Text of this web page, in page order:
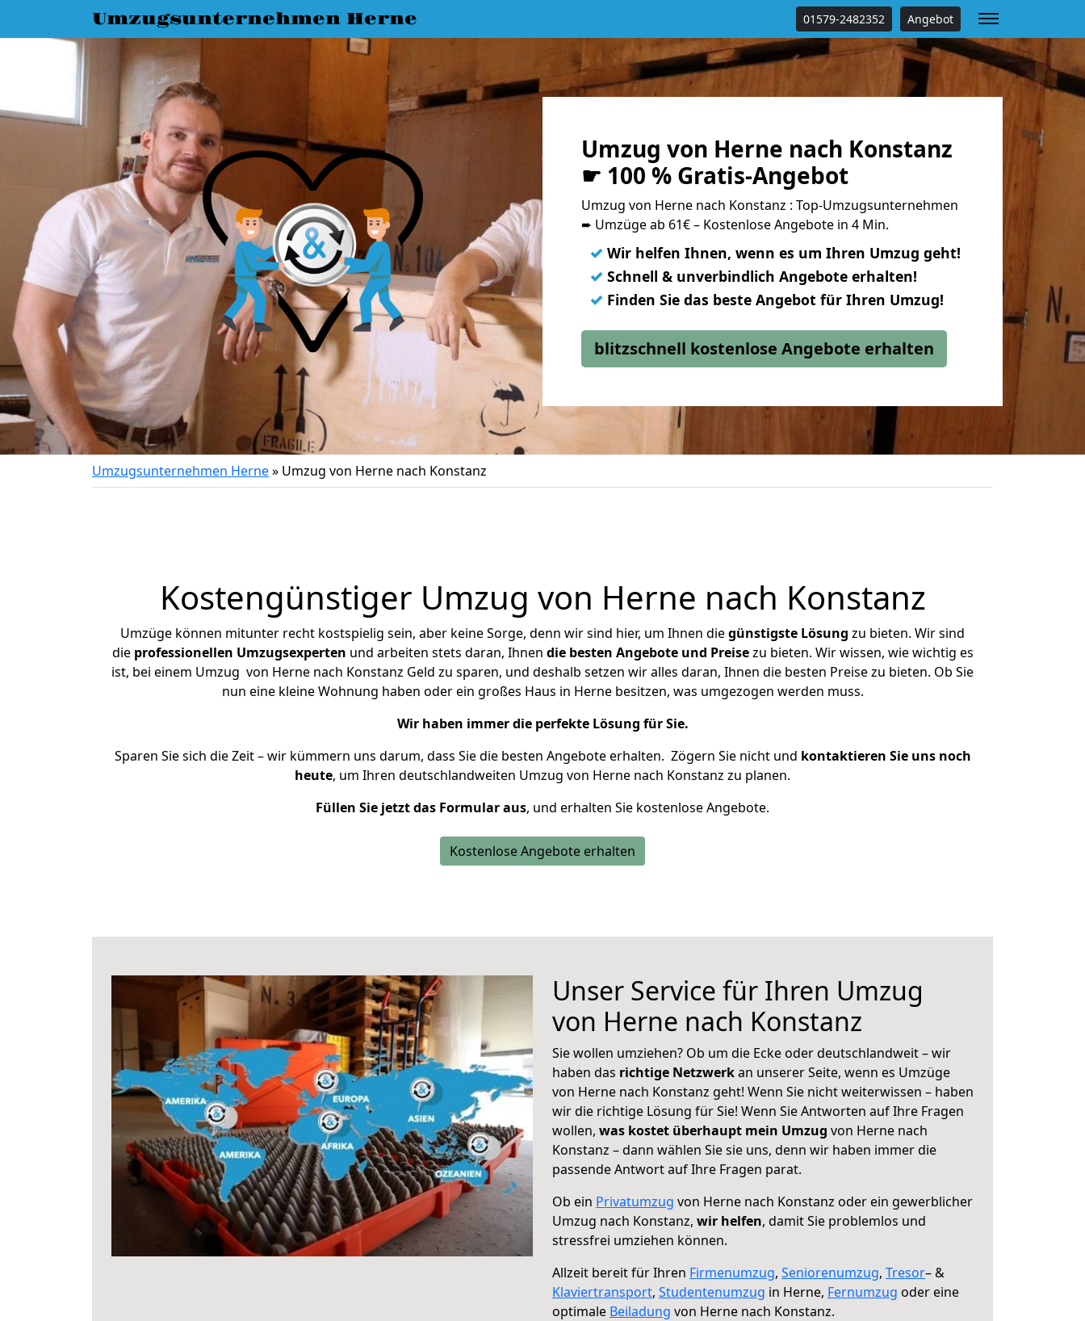
Umzugsunternehmen Herne 01579-2482352 Angebot
Umzug von Herne nach Konstanz
☛ 100 % Gratis-Angebot
Umzug von Herne nach Konstanz : Top-Umzugsunternehmen
➨ Umzüge ab 61€ – Kostenlose Angebote in 4 Min.
✓ Wir helfen Ihnen, wenn es um Ihren Umzug geht!
✓ Schnell & unverbindlich Angebote erhalten!
✓ Finden Sie das beste Angebot für Ihren Umzug!
blitzschnell kostenlose Angebote erhalten
Umzugsunternehmen Herne» Umzug von Herne nach Konstanz
Kostengünstiger Umzug von Herne nach Konstanz
Umzüge können mitunter recht kostspielig sein, aber keine Sorge, denn wir sind hier, um Ihnen diegünstigste Lösung zu bieten. Wir sind
die professionellen Umzugsexperten und arbeiten stets daran, Ihnen die besten Angebote und Preisezu bieten. Wir wissen, wie wichtig es
ist, bei einem Umzug von Herne nach Konstanz Geld zu sparen, und deshalb setzen wir alles daran, Ihnen die besten Preise zu bieten. Ob Sie
nun eine kleine Wohnung haben oder ein großes Haus in Herne besitzen, was umgezogen werden muss.
Wir haben immer die perfekte Lösung für Sie.
Sparen Sie sich die Zeit – wir kümmern uns darum, dass Sie die besten Angebote erhalten. Zögern Sie nicht und kontaktieren Sie uns noch
heute, um Ihren deutschlandweiten Umzug von Herne nach Konstanz zu planen.
Füllen Sie jetzt das Formular aus, und erhalten Sie kostenlose Angebote.
Kostenlose Angebote erhalten
Unser Service für Ihren Umzug
von Herne nach Konstanz
Sie wollen umziehen? Ob um die Ecke oder deutschlandweit – wir
haben das richtige Netzwerkan unserer Seite, wenn es Umzüge
von Herne nach Konstanz geht! Wenn Sie nicht weiterwissen – haben
wir die richtige Lösung für Sie! Wenn Sie Antworten auf Ihre Fragen
wollen, was kostet überhaupt mein Umzug von Herne nach
Konstanz – dann wählen Sie sie uns, denn wir haben immer die
passende Antwort auf Ihre Fragen parat.
Ob ein Privatumzug von Herne nach Konstanz oder ein gewerblicher
Umzug nach Konstanz, wir helfen, damit Sie problemlos und
stressfrei umziehen können.
Allzeit bereit für Ihren Firmenumzug, Seniorenumzug, Tresor– &
Klaviertransport, Studentenumzug in Herne, Fernumzug oder eine
optimale Beiladung von Herne nach Konstanz.